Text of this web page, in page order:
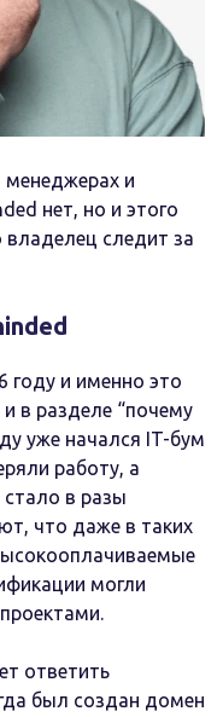
и
нет, но и этого
следит за
году и именно это
в разделе “почему
уже начался IT-бум
работу, а
в разы
что даже в таких
могли
ответить
был создан домен